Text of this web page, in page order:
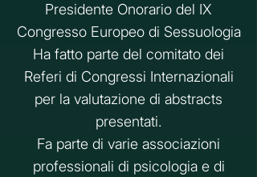
Presidente Onorario del IX
Congresso Europeo di Sessuologia
Ha fatto parte del comitato dei
Referi di Congressi Internazionali
per la valutazione di abstracts
presentati.
Fa parte di varie associazioni
professionali di psicologia e di